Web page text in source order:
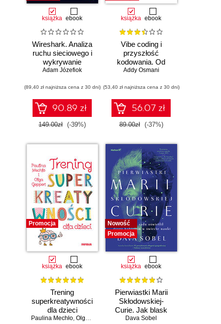
książka ebook
Wireshark. Analiza
ruchu sieciowego i
wykrywanie
włamań
Adam Józefiok
(89,40 zł najniższa cena z 30 dni)
90.89 zł
149.00zł (-39%)
książka ebook
Vibe coding i
przyszłość
kodowania. Od
programisty do
Addy Osmani
(53,40 zł najniższa cena z 30 dni)
56.07 zł
89.00zł (-37%)
Promocja
książka ebook
Trening
superkreatywności
dla dzieci
Paulina Mechło, Olga Geppert
Nowość
Promocja
książka ebook
Pierwiastki Marii
Skłodowskiej-
Curie. Jak blask
radu oświetlił drogę
Dava Sobel